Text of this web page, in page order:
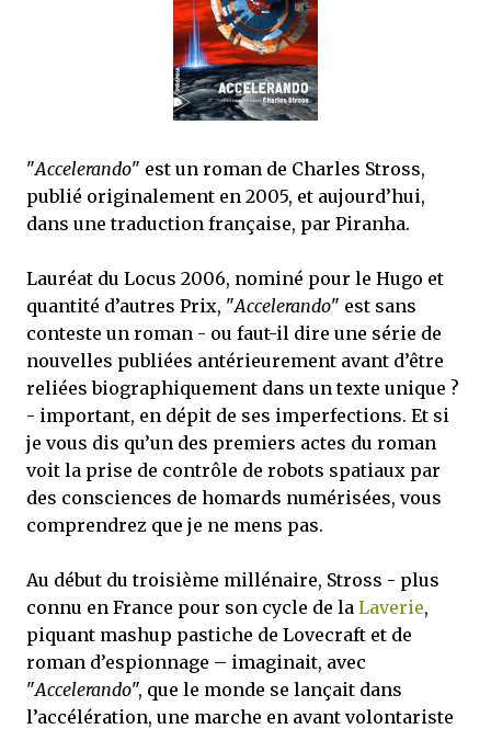
mettre sous tous les yeux. C'est cela...
"Accelerando" est un roman de Charles Stross,
publié originalement en 2005, et aujourd’hui,
dans une traduction française, par Piranha.
Lauréat du Locus 2006, nominé pour le Hugo et
quantité d’autres Prix, "Accelerando" est sans
conteste un roman - ou faut-il dire une série de
nouvelles publiées antérieurement avant d’être
reliées biographiquement dans un texte unique ?
- important, en dépit de ses imperfections. Et si
je vous dis qu’un des premiers actes du roman
voit la prise de contrôle de robots spatiaux par
des consciences de homards numérisées, vous
comprendrez que je ne mens pas.
Au début du troisième millénaire, Stross - plus
connu en France pour son cycle de la Laverie,
piquant mashup pastiche de Lovecraft et de
roman d’espionnage – imaginait, avec
"Accelerando", que le monde se lançait dans
l’accélération, une marche en avant volontariste